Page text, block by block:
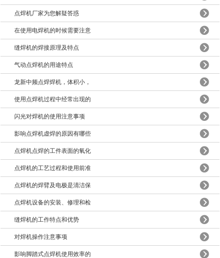
点焊机厂家为您解疑答惑
在使用电焊机的时候需要注意
缝焊机的焊接原理及特点
气动点焊机的用途特点
龙新中频点焊焊机，体积小，
使用点焊机过程中经常出现的
闪光对焊机的使用注意事项
影响点焊机虚焊的原因有哪些
点焊机点焊的工件表面的氧化
点焊机的工艺过程和使用前准
点焊机的焊臂及电极是清洁保
点焊机设备的安装、修理和检
缝焊机的工作特点和优势
对焊机操作注意事项
影响脚踏式点焊机使用效率的